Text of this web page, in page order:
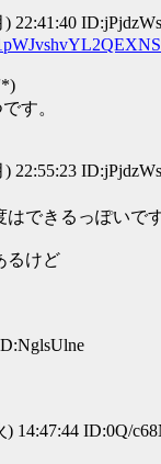
) 22:41:40
す。
) 22:55:23
はできるっぽいで
るけど
) 14:47:44 ID:0Q/